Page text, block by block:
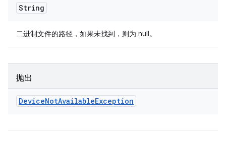
String
二进制文件的路径，如果未找到，则为 null。
抛出
DeviceNotAvailableException